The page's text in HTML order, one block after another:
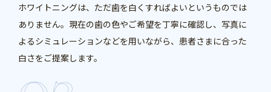
ホワイトニングは、ただ歯を白くすればよいというものでは
ありません。現在の歯の色やご希望を丁寧に確認し、写真に
よるシミュレーションなどを用いながら、患者さまに合った
白さをご提案します。